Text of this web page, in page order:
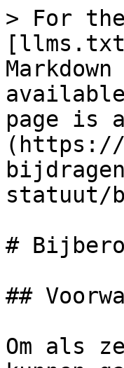
> For
page is
(https://
statuut/
#
##
Om als